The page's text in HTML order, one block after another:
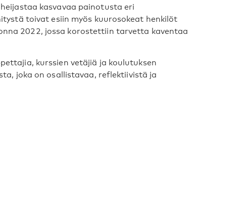
kasvavaa painotusta eri
toivat esiin myös kuurosokeat henkilöt
2022, jossa korostettiin tarvetta kaventaa
kurssien vetäjiä ja koulutuksen
joka on osallistavaa, reflektiivistä ja